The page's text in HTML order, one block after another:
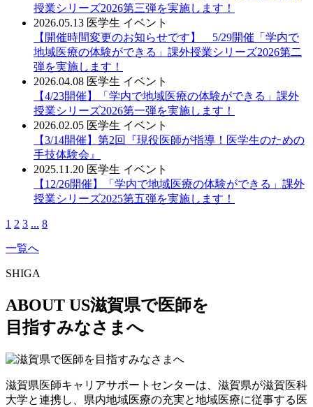
授業シリーズ2026第三弾を実施します！
2026.05.13 医学生 イベント
【開催時間変更のお知らせです】 5/29開催「学内で
地域医療の体験ができる」課外授業シリーズ2026第二
弾を実施します！
2026.04.08 医学生 イベント
【4/23開催】「学内で地域医療の体験ができる」課外
授業シリーズ2026第一弾を実施します！
2026.02.05 医学生 イベント
【3/14開催】第2回『現役医師が指導！医学生のための
手技体験会』
2025.11.20 医学生 イベント
【12/26開催】「学内で地域医療の体験ができる」課外
授業シリーズ2025第五弾を実施します！
1 2 3 ... 8
一覧へ
SHIGA
ABOUT US滋賀県で医師を
目指すみなさまへ
滋賀県医師キャリアサポートセンターは、滋賀県が滋賀医科
大学と連携し、県内地域医療の充実と地域医療に従事する医